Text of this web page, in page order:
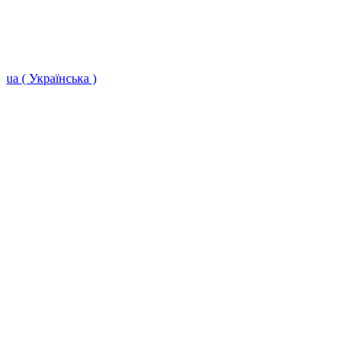
ua ( Українська )